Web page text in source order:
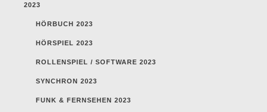
2023
HÖRBUCH 2023
HÖRSPIEL 2023
ROLLENSPIEL / SOFTWARE 2023
SYNCHRON 2023
FUNK & FERNSEHEN 2023